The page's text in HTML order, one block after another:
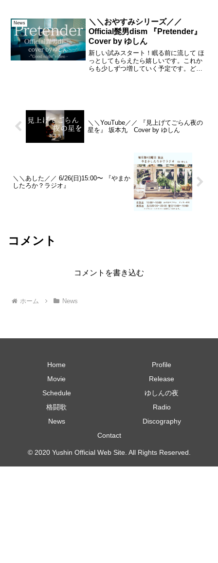
News
＼＼おやすみシリーズ／／
Official髭男dism 『Pretender』
Cover by ゆしん
新しい試みスタート！眠る前に流して ほ
っとしてもらえたら嬉しいです。これか
らも少しずつ増していく予定です。どう
＼＼YouTube／／ 『見上げてごらん夜の
星を』 坂本九 Cover by ゆしん
＼＼あした／／ 6/26(日)15:00〜 『やまか
したろか？ラジオ』
コメント
コメントを書き込む
ホーム News
Home
Profile
Movie
Release
Schedule
ゆしんの夜
格闘歌
Radio
News
Discography
Contact
© 2020 Yushin Official Web Site. All Rights Reserved.